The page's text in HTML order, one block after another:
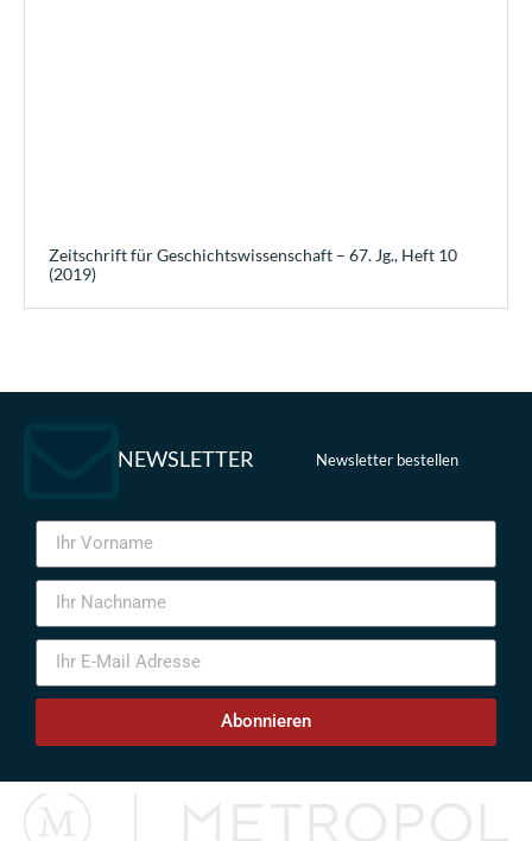
Zeitschrift für Geschichtswissenschaft – 67. Jg., Heft 10
(2019)
NEWSLETTER Newsletter bestellen
Abonnieren